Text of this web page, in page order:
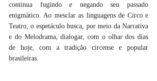
continua fugindo e negando seu passado
enigmático. Ao mesclar as linguagens de Circo e
Teatro, o espetáculo busca, por meio da Narrativa
e do Melodrama, dialogar, com o olhar dos dias
de hoje, com a tradição circense e popular
brasileiras.